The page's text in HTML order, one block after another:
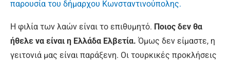
παρουσία του δήμαρχου Κωνσταντινούπολης.
Η φιλία των λαών είναι το επιθυμητό. Ποιος δεν θα
ήθελε να είναι η Ελλάδα Ελβετία. Όμως δεν είμαστε, η
γειτονιά μας είναι παράξενη. Οι τουρκικές προκλήσεις